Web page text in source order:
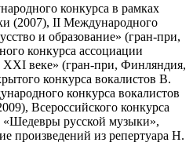
конкурса в рамках
(2007), II Международного
и образование» (гран-при,
конкурса ассоциации
XXI веке» (гран-при, Финляндия,
конкурса вокалистов В.
конкурса вокалистов
Всероссийского конкурса
русской музыки»,
произведений из репертуара Н.